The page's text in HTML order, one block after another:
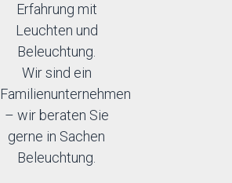
Erfahrung mit
Leuchten und
Beleuchtung.
Wir sind ein
Familienunternehmen
– wir beraten Sie
gerne in Sachen
Beleuchtung.